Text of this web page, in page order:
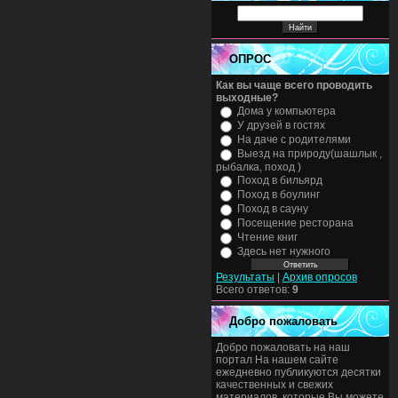
ОПРОС
Как вы чаще всего проводить
выходные?
Дома у компьютера
У друзей в гостях
На даче с родителями
Выезд на природу(шашлык ,
рыбалка, поход )
Поход в бильярд
Поход в боулинг
Поход в сауну
Посещение ресторана
Чтение книг
Здесь нет нужного
Результаты
Архив опросов
Всего ответов: 9
Добро пожаловать
Добро пожаловать на наш
портал На нашем сайте
ежедневно публикуются десятки
качественных и свежих